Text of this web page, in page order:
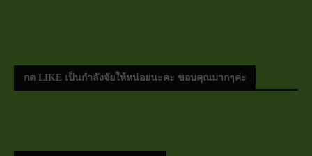
กด LIKE เป็นกำลังจัยให้หน่อยนะคะ ขอบคุณมากๆค่ะ